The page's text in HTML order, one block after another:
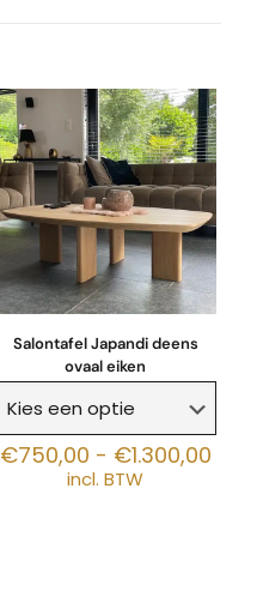
Salontafel Japandi deens
ovaal eiken
€750,00 - €1.300,00
incl. BTW